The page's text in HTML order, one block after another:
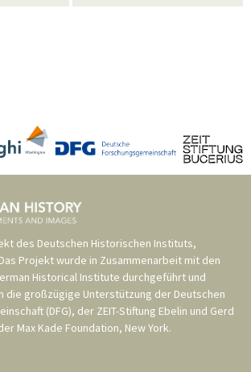
des Deutschen Historischen Instituts,
Projekt wurde in Zusammenarbeit mit den
Historical Institute durchgeführt und
die großzügige Unterstützung der Deutschen
(DFG), der ZEIT-Stiftung Ebelin und Gerd
Max Kade Foundation, New York.